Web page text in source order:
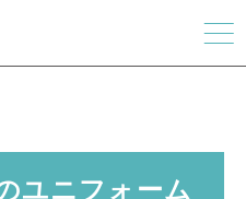
ユニフォーム